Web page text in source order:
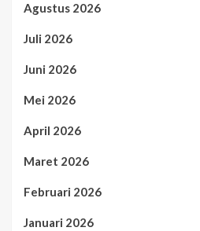
Agustus 2026
Juli 2026
Juni 2026
Mei 2026
April 2026
Maret 2026
Februari 2026
Januari 2026